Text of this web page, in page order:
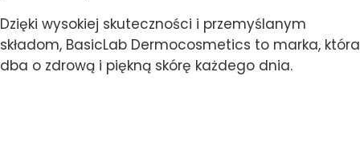
Dzięki wysokiej skuteczności i przemyślanym
składom, BasicLab Dermocosmetics to marka, która
dba o zdrową i piękną skórę każdego dnia.